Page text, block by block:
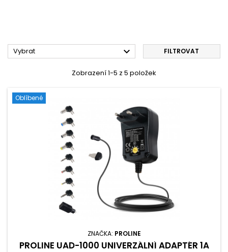
Vybrat  FILTROVAT
Zobrazení 1-5 z 5 položek
Oblíbené
ZNAČKA: PROLINE
PROLINE UAD-1000 UNIVERZÁLNÍ ADAPTÉR 1A